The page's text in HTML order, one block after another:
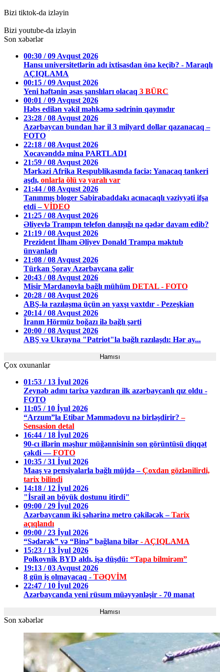
Bizi tiktok-da izləyin
Bizi youtube-da izləyin
Son xəbərlər
00:30 / 09 Avqust 2026
Hansı universitetlərin adı ixtisasdan önə keçib? - Maraqlı
AÇIQLAMA
00:15 / 09 Avqust 2026
Yeni həftənin əsas şanslıları olacaq 3 BÜRC
00:01 / 09 Avqust 2026
Həbs edilən vəkil məhkəmə sədrinin qayınıdır
23:28 / 08 Avqust 2026
Azərbaycan bundan hər il 3 milyard dollar qazanacaq –
FOTO
22:18 / 08 Avqust 2026
Xocavənddə mina PARTLADI
21:59 / 08 Avqust 2026
Mərkəzi Afrika Respublikasında faciə: Yanacaq tankeri
aşdı, onlarla ölü və yaralı var
21:44 / 08 Avqust 2026
Tanınmış bloger Sabirabaddakı acınacaqlı vəziyyəti ifşa
etdi –VİDEO
21:25 / 08 Avqust 2026
Əliyevlə Trampın telefon danışığı nə qədər davam edib?
21:19 / 08 Avqust 2026
Prezident İlham Əliyev Donald Trampa məktub
ünvanladı
21:08 / 08 Avqust 2026
Türkan Şoray Azərbaycana gəlir
20:43 / 08 Avqust 2026
Misir Mərdanovla bağlı mühüm DETAL - FOTO
20:28 / 08 Avqust 2026
ABŞ-la razılaşma üçün ən yaxşı vaxtdır - Pezeşkian
20:14 / 08 Avqust 2026
İranın Hörmüz boğazı ilə bağlı şərti
20:00 / 08 Avqust 2026
ABŞ və Ukrayna "Patriot"la bağlı razılaşdı: Hər ay...
Hamısı
Çox oxunanlar
01:53 / 13 İyul 2026
Zeynəb adını tarixə yazdıran ilk azərbaycanlı qız oldu -
FOTO
11:05 / 10 İyul 2026
“Arzum”la Etibar Məmmədovu nə birləşdirir?–
Sensasion detal
16:44 / 18 İyul 2026
90-cı illərin məşhur müğənnisinin son görüntüsü diqqət
çəkdi —FOTO
10:35 / 31 İyul 2026
Maaş və pensiyalarla bağlı müjdə –Çoxdan gözlənilirdi,
tarix bilindi
14:18 / 12 İyul 2026
"İsrail ən böyük dostunu itirdi"
09:00 / 29 İyul 2026
Azərbaycanın iki şəhərinə metro çəkiləcək –Tarix
açıqlandı
09:00 / 23 İyul 2026
“Sədərək” və “Binə” bağlana bilər - AÇIQLAMA
15:23 / 13 İyul 2026
Polkovnik BYD aldı, işə düşdü: “Tapa bilmirəm”
19:13 / 03 Avqust 2026
8 gün iş olmayacaq - TƏQVİM
22:47 / 10 İyul 2026
Azərbaycanda yeni rüsum müəyyənləşir - 70 manat
Hamısı
Son xəbərlər